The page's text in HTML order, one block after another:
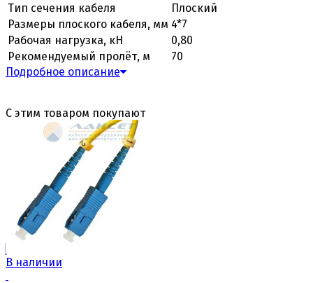
Тип сечения кабеля
Плоский
Размеры плоского кабеля, мм 4*7
Рабочая нагрузка, кН
0,80
Рекомендуемый пролёт, м
70
Подробное описание
С этим товаром покупают
В наличии